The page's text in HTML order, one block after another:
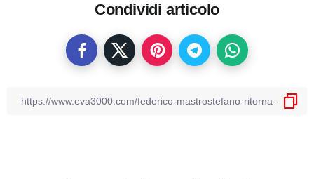
Condividi articolo